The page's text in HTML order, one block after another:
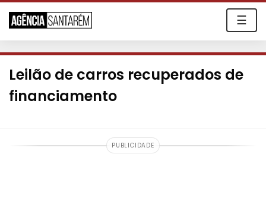
☰
Leilão de carros recuperados de
financiamento
PUBLICIDADE